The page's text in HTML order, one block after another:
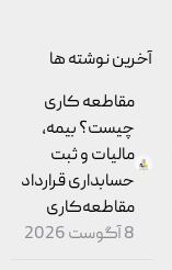
آخرین نوشته ها
مقاطعه‌ کاری
چیست؟ بیمه،
مالیات و ثبت
حسابداری قرارداد
مقاطعه‌کاری
8 آگوست 2026